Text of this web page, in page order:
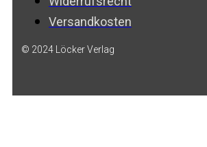
Versandkosten
© 2024 Löcker Verlag